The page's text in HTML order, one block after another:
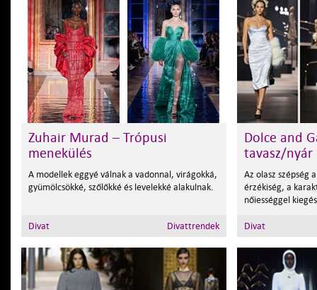
Zuhair Murad – Trópusi
menekülés
A modellek eggyé válnak a vadonnal, virágokká,
gyümölcsökké, szőlőkké és levelekké alakulnak.
Divat Divattrendek
Dolce and
tavasz/nyár
Az olasz szépség
érzékiség, a
nőiességgel
Divat